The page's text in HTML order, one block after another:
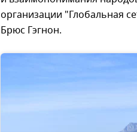
организации "Глобальная
Брюс Гэгнон.